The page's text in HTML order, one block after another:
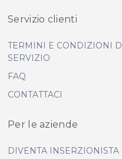
Servizio clienti
TERMINI E CONDIZIONI
SERVIZIO
FAQ
CONTATTACI
Per le aziende
DIVENTA INSERZIONISTA